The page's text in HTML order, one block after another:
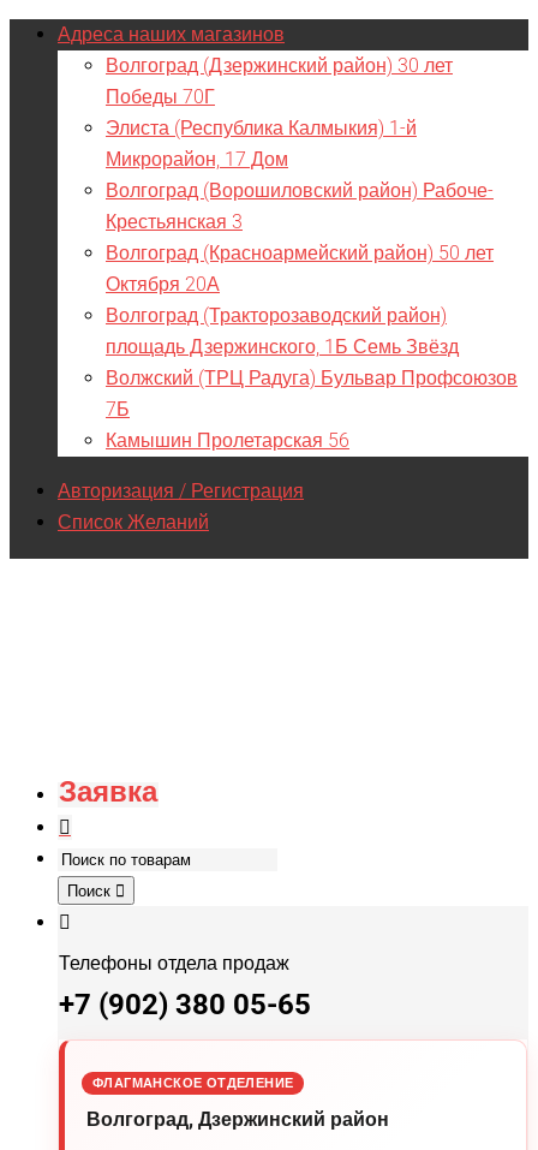
Адреса наших магазинов
Волгоград (Дзержинский район) 30 лет
Победы 70Г
Элиста (Республика Калмыкия) 1-й
Микрорайон, 17 Дом
Волгоград (Ворошиловский район) Рабоче-
Крестьянская 3
Волгоград (Красноармейский район) 50 лет
Октября 20А
Волгоград (Тракторозаводский район)
площадь Дзержинского, 1Б Семь Звёзд
Волжский (ТРЦ Радуга) Бульвар Профсоюзов
7Б
Камышин Пролетарская 56
Авторизация / Регистрация
Список Желаний
Заявка
Поиск
Телефоны отдела продаж
+7 (902) 380 05-65
ФЛАГМАНСКОЕ ОТДЕЛЕНИЕ
Волгоград, Дзержинский район